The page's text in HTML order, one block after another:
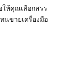
ให้คุณเลือกสรร
นขายเครื่องมือ